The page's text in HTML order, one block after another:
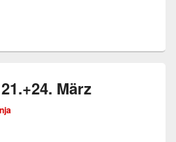
2026
März